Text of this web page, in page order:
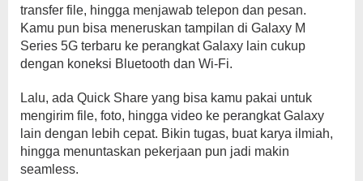
transfer file, hingga menjawab telepon dan pesan.
Kamu pun bisa meneruskan tampilan di Galaxy M
Series 5G terbaru ke perangkat Galaxy lain cukup
dengan koneksi Bluetooth dan Wi-Fi.
Lalu, ada Quick Share yang bisa kamu pakai untuk
mengirim file, foto, hingga video ke perangkat Galaxy
lain dengan lebih cepat. Bikin tugas, buat karya ilmiah,
hingga menuntaskan pekerjaan pun jadi makin
seamless.